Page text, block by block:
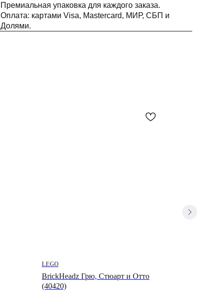
Премиальная упаковка для каждого заказа.
Оплата: картами Visa, Mastercard, МИР, СБП и
Долями.
BrickHeadz Грю, Стюарт и Отто
(40420)
LEGO